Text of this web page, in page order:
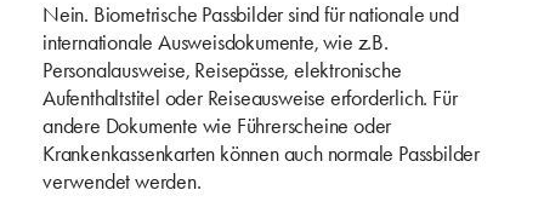
Nein. Biometrische Passbilder sind für nationale und
internationale Ausweisdokumente, wie z.B.
Personalausweise, Reisepässe, elektronische
Aufenthaltstitel oder Reiseausweise erforderlich. Für
andere Dokumente wie Führerscheine oder
Krankenkassenkarten können auch normale Passbilder
verwendet werden.